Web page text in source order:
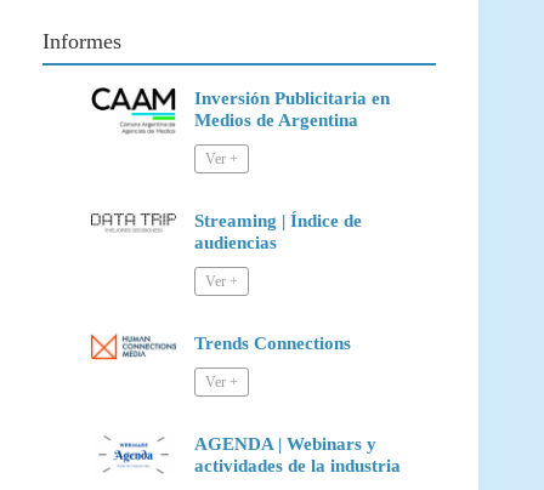
Informes
Inversión Publicitaria en
Medios de Argentina
Streaming | Índice de
audiencias
Trends Connections
AGENDA | Webinars y
actividades de la industria